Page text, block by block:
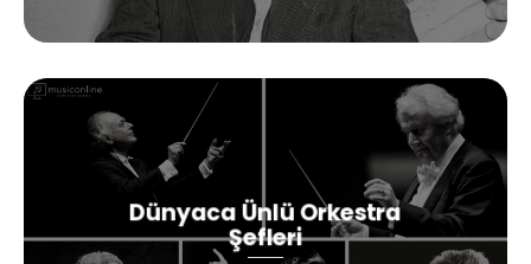
Dünyaca Ünlü Orkestra
Şefleri